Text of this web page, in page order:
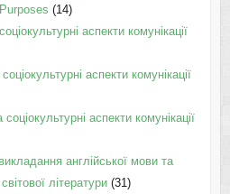
(14)
аспекти комунікації
соціокультурні аспекти комунікації
соціокультурні аспекти комунікації
викладання англійської мови та
літератури(31)